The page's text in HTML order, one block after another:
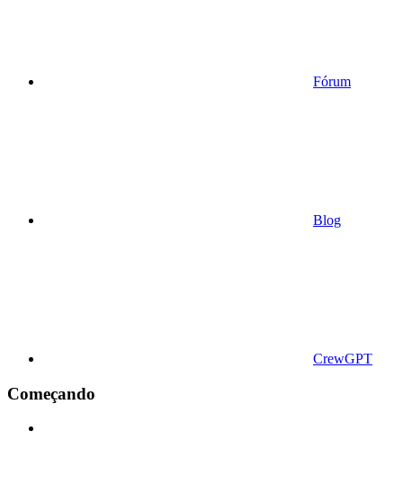
Fórum
Blog
CrewGPT
Começando